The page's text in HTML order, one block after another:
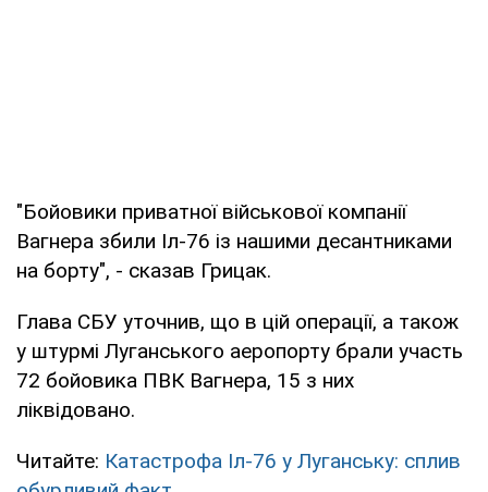
"Бойовики приватної військової компанії
Вагнера збили Іл-76 із нашими десантниками
на борту", - сказав Грицак.
Глава СБУ уточнив, що в цій операції, а також
у штурмі Луганського аеропорту брали участь
72 бойовика ПВК Вагнера, 15 з них
ліквідовано.
Читайте: Катастрофа Іл-76 у Луганську: сплив